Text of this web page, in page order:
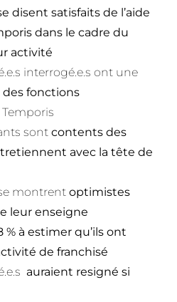
disent satisfaits de l’aide
dans le cadre du
activité
interrogé.e.s ont une
des fonctions
Temporis
sont contents des
avec la tête de
montrentoptimistes
leur enseigne
% à estimer qu’ils ont
de franchisé
auraient resigné si